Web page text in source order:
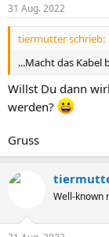
e
n
31 Aug. 2022
tiermutter schrieb:
...Macht das Kabel
Willst Du dann
werden?
Gruss
Well-known